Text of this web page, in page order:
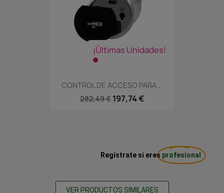
¡Últimas Unidades!
CONTROL DE ACCESO PARA...
282,49 € 197,74 €
Regístrate si eres profesional
VER PRODUCTOS SIMILARES